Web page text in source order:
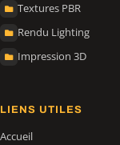
Textures PBR
Rendu Lighting
Impression 3D
LIENS UTILES
Accueil